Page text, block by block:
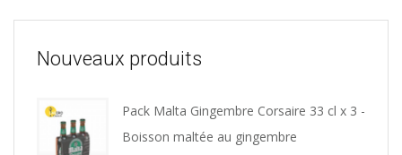
Nouveaux produits
Pack Malta Gingembre Corsaire 33 cl x 3 -
Boisson maltée au gingembre